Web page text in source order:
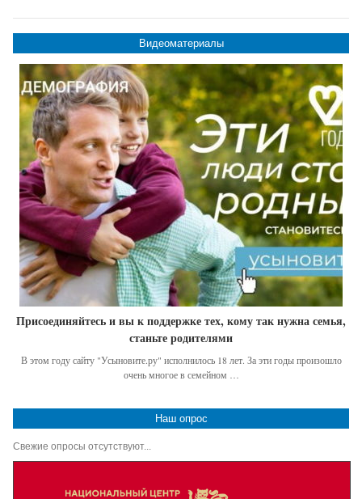
Видеоматериалы
Присоединяйтесь и вы к поддержке тех, кому так нужна семья,
станьте родителями
В этом году сайту "Усыновите.ру" исполнилось 18 лет. За эти годы произошло
очень многое в семейном …
Наш опрос
Свежие опросы отсутствуют...